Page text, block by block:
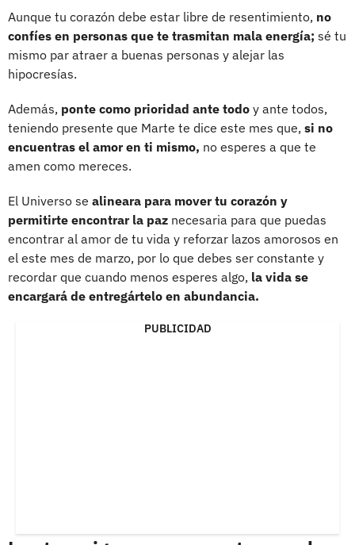
Aunque tu corazón debe estar libre de resentimiento, no
confíes en personas que te trasmitan mala energía; sé tu
mismo par atraer a buenas personas y alejar las
hipocresías.
Además, ponte como prioridad ante todo y ante todos,
teniendo presente que Marte te dice este mes que, si no
encuentras el amor en ti mismo, no esperes a que te
amen como mereces.
El Universo se alineara para mover tu corazón y
permitirte encontrar la paz necesaria para que puedas
encontrar al amor de tu vida y reforzar lazos amorosos en
el este mes de marzo, por lo que debes ser constante y
recordar que cuando menos esperes algo, la vida se
encargará de entregártelo en abundancia.
PUBLICIDAD